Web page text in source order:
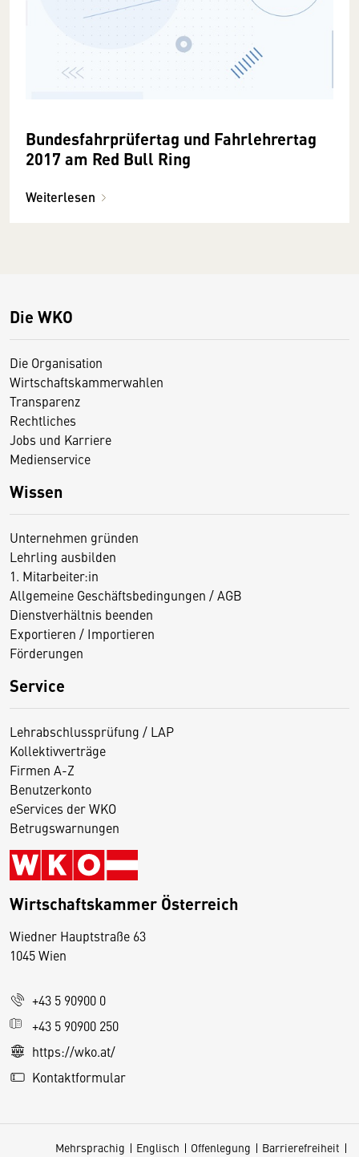
Bundesfahrprüfertag und Fahrlehrertag
2017 am Red Bull Ring
Weiterlesen
Die WKO
Die Organisation
Wirtschaftskammerwahlen
Transparenz
Rechtliches
Jobs und Karriere
Medienservice
Wissen
Unternehmen gründen
Lehrling ausbilden
1. Mitarbeiter:in
Allgemeine Geschäftsbedingungen / AGB
Dienstverhältnis beenden
Exportieren / Importieren
Förderungen
Service
Lehrabschlussprüfung / LAP
Kollektivverträge
Firmen A-Z
Benutzerkonto
eServices der WKO
Betrugswarnungen
Wirtschaftskammer Österreich
Wiedner Hauptstraße 63
1045 Wien
+43 5 90900 0
+43 5 90900 250
https://wko.at/
Kontaktformular
Mehrsprachig Englisch Offenlegung Barrierefreiheit
D
s
e
S
e